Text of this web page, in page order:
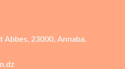
23000, Annaba.